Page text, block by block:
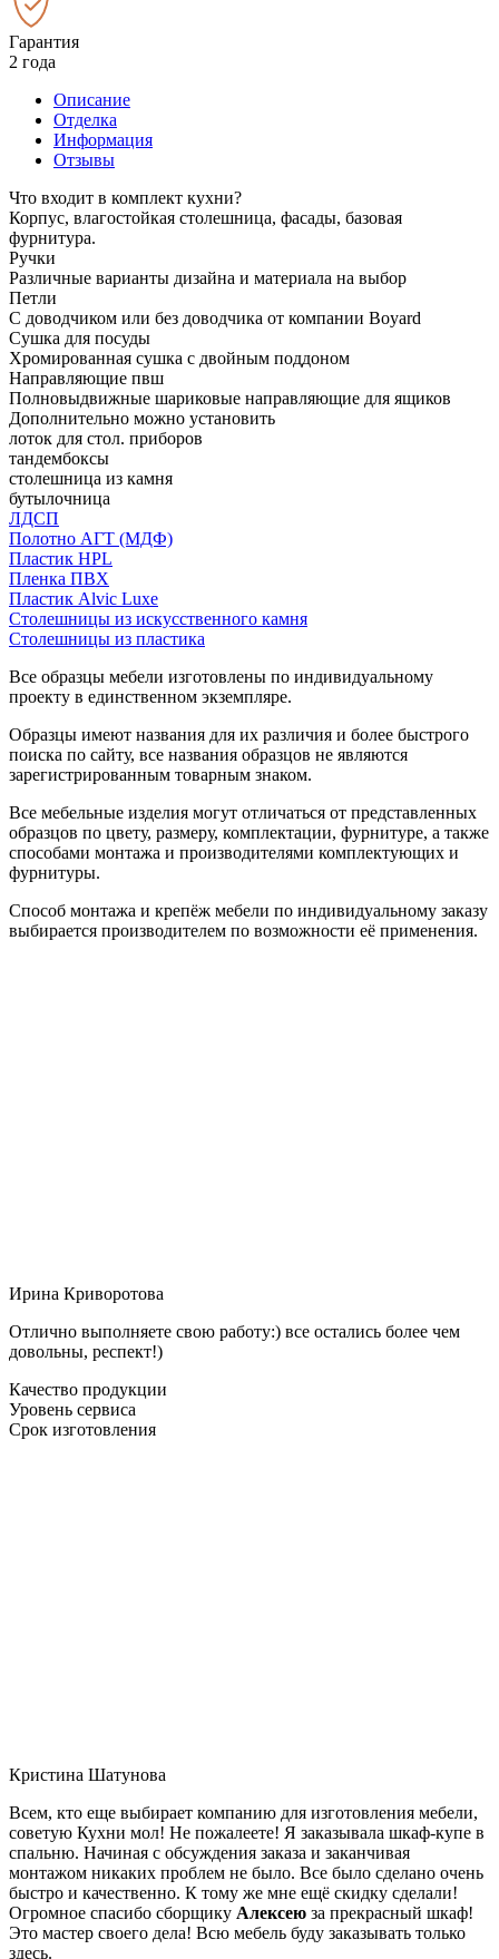
Гарантия
2 года
Описание
Отделка
Информация
Отзывы
Что входит в комплект кухни?
Корпус, влагостойкая столешница, фасады, базовая
фурнитура.
Ручки
Различные варианты дизайна и материала на выбор
Петли
С доводчиком или без доводчика от компании Boyard
Сушка для посуды
Хромированная сушка с двойным поддоном
Направляющие пвш
Полновыдвижные шариковые направляющие для ящиков
Дополнительно можно установить
лоток для стол. приборов
тандембоксы
столешница из камня
бутылочница
ЛДСП
Полотно АГТ (МДФ)
Пластик HPL
Пленка ПВХ
Пластик Alvic Luxe
Столешницы из искусственного камня
Столешницы из пластика
Все образцы мебели изготовлены по индивидуальному
проекту в единственном экземпляре.
Образцы имеют названия для их различия и более быстрого
поиска по сайту, все названия образцов не являются
зарегистрированным товарным знаком.
Все мебельные изделия могут отличаться от представленных
образцов по цвету, размеру, комплектации, фурнитуре, а также
способами монтажа и производителями комплектующих и
фурнитуры.
Способ монтажа и крепёж мебели по индивидуальному заказу
выбирается производителем по возможности её применения.
Ирина Криворотова
Отлично выполняете свою работу:) все остались более чем
довольны, респект!)
Качество продукции
Уровень сервиса
Срок изготовления
Кристина Шатунова
Всем, кто еще выбирает компанию для изготовления мебели,
советую Кухни мол! Не пожалеете! Я заказывала шкаф-купе в
спальню. Начиная с обсуждения заказа и заканчивая
монтажом никаких проблем не было. Все было сделано очень
быстро и качественно. К тому же мне ещё скидку сделали!
Огромное спасибо сборщику Алексею за прекрасный шкаф!
Это мастер своего дела! Всю мебель буду заказывать только
здесь.